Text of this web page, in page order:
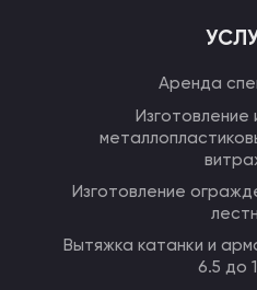
Аренда
Изготовление
Изготовление
Вытяжка катанки и
6.5 до